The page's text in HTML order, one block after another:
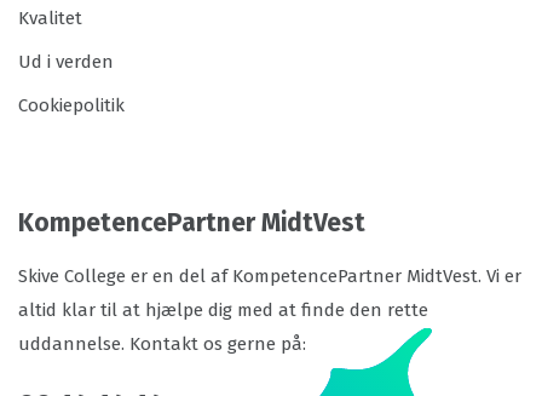
Kvalitet
Ud i verden
Cookiepolitik
KompetencePartner MidtVest
Skive College er en del af KompetencePartner MidtVest. Vi er
altid klar til at hjælpe dig med at finde den rette
uddannelse. Kontakt os gerne på: